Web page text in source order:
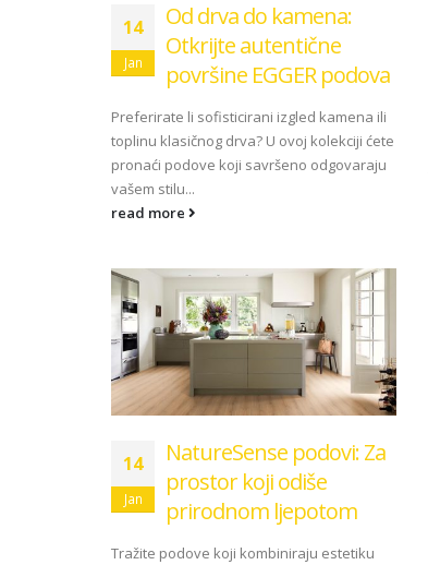
14
Jan
Od drva do kamena:
Otkrijte autentične
površine EGGER podova
Preferirate li sofisticirani izgled kamena ili
toplinu klasičnog drva? U ovoj kolekciji ćete
pronaći podove koji savršeno odgovaraju
vašem stilu...
read more
14
Jan
NatureSense podovi: Za
prostor koji odiše
prirodnom ljepotom
Tražite podove koji kombiniraju estetiku
najzahtjevnije kutove
12/05/2026